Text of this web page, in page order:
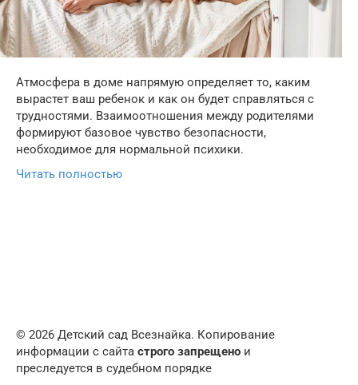
Атмосфера в доме напрямую определяет то, каким
вырастет ваш ребенок и как он будет справляться с
трудностями. Взаимоотношения между родителями
формируют базовое чувство безопасности,
необходимое для нормальной психики.
Читать полностью
© 2026 Детский сад Всезнайка. Копирование
информации с сайта строго запрещено и
преследуется в судебном порядке